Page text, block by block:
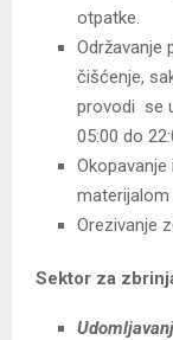
otpatke.
Održavanje
čišćenje,
provodi se
05:00 do
Orezivanje
Sektor za